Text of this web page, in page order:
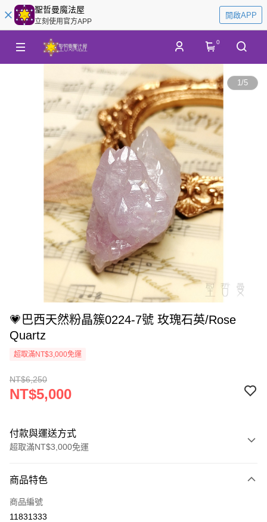
聖哲曼魔法屋
立刻使用官方APP
開啟APP
0
1/5
💗巴西天然粉晶簇0224-7號 玫瑰石英/Rose
Quartz
超取滿NT$3,000免運
NT$6,250
NT$5,000
付款與運送方式
超取滿NT$3,000免運
信用卡一次付款
超商取貨付款
商品特色
商品編號
11831333